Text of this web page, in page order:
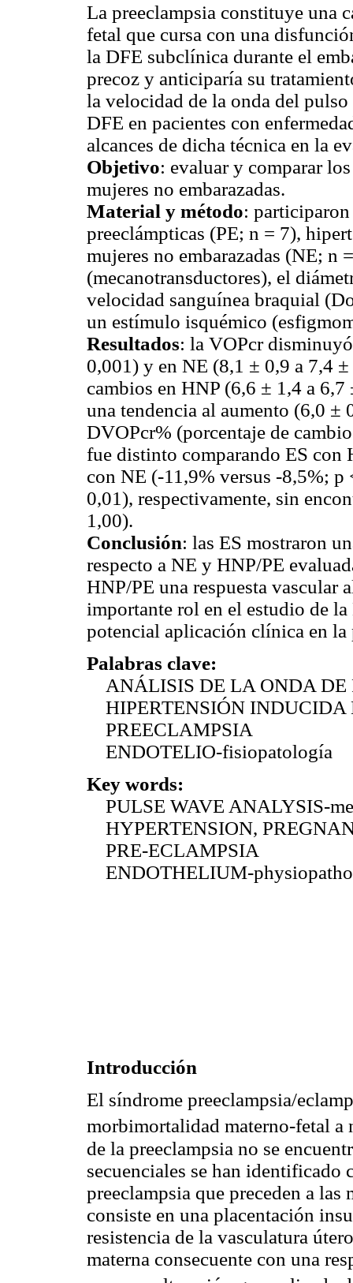
La preeclampsia constituye una
fetal que cursa con una
la DFE subclínica durante el
precoz y anticiparía su
la velocidad de la onda del
DFE en pacientes con
alcances de dicha técnica en la
Objetivo: evaluar y comparar
mujeres no embarazadas.
Material y método: participaron
preeclámpticas (PE; n = 7),
mujeres no embarazadas (NE; n
(mecanotransductores), el
velocidad sanguínea braquial
un estímulo isquémico
Resultados: la VOPcr
0,001) y en NE (8,1 ± 0,9 a 7,4
cambios en HNP (6,6 ± 1,4 a
una tendencia al aumento (6,0 ±
DVOPcr% (porcentaje de
fue distinto comparando ES con
con NE (-11,9% versus -8,5%;
0,01), respectivamente, sin
1,00).
Conclusión: las ES mostraron
respecto a NE y HNP/PE
HNP/PE una respuesta vascular
importante rol en el estudio de
potencial aplicación clínica en
Palabras clave:
ANÁLISIS DE LA ONDA DE
HIPERTENSIÓN INDUCIDA
PREECLAMPSIA
ENDOTELIO-fisiopatología
Key words:
PULSE WAVE ANALYSIS-
HYPERTENSION,
PRE-ECLAMPSIA
ENDOTHELIUM-
Introducción
El síndrome preeclampsia/
morbimortalidad materno-fetal a
de la preeclampsia no se
secuenciales se han identificado
preeclampsia que preceden a
consiste en una placentación
resistencia de la vasculatura
materna consecuente con una